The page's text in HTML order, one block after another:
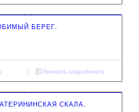
БЕРЕГ.
Показать подробности
СКАЛА.